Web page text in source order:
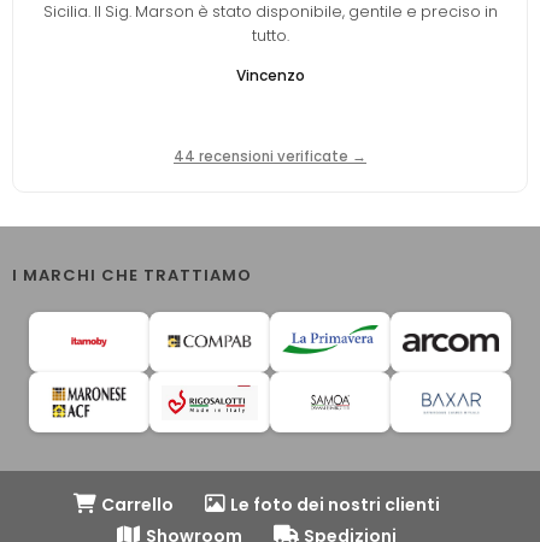
Sicilia. Il Sig. Marson è stato disponibile, gentile e preciso in
tutto.
Vincenzo
44 recensioni verificate →
I MARCHI CHE TRATTIAMO
Carrello
Le foto dei nostri clienti
Showroom
Spedizioni